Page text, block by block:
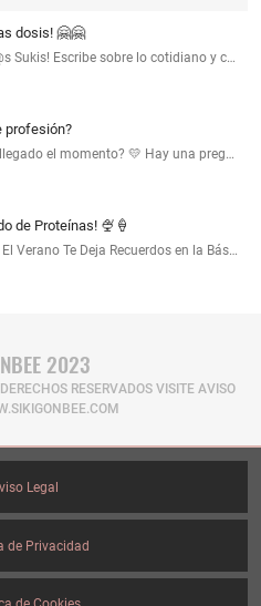
dosis! 🤗🤗
Sukis! Escribe sobre lo cotidiano y c…
profesión?
el momento? 💛 Hay una preg…
de Proteínas! 🍨🍦
Verano Te Deja Recuerdos en la Bás…
2023
RESERVADOS​ VISITE AVISO
Legal
de Privacidad